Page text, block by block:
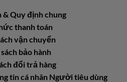
& Quy định chung
thanh toán
vận chuyển
bảo hành
đổi trả hàng
tin cá nhân Người tiêu dùng